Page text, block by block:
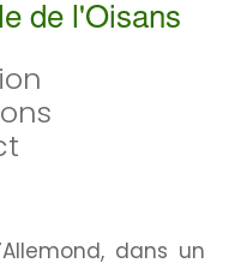
de l'Oisans
dans un